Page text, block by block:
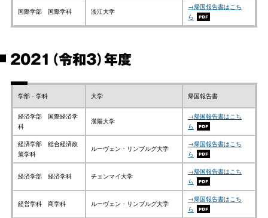
国際学部 国際学科 淡江大学
→帰国報告書はこち
ら
2021（令和3）年度
学部・学科 大学 帰国報告書
経済学部 国際経済学
科
漢陽大学
→帰国報告書はこち
ら
経済学部 総合経済政
策学科
ルーヴェン・リンブルグ大学
→帰国報告書はこち
ら
経済学部 経済学科 チェンマイ大学
→帰国報告書はこち
ら
経営学科 商学科 ルーヴェン・リンブルグ大学
→帰国報告書はこち
ら